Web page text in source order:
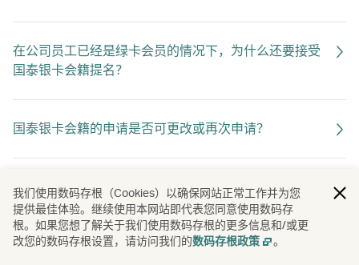
在公司员工已经是绿卡会员的情况下，为什么还要接受
国泰银卡会籍提名？
国泰银卡会籍的申请是否可更改或再次申请？
我们使用数码存根（Cookies）以确保网站正常工作并为您
提供最佳体验。继续使用本网站即代表您同意使用数码存
根。如果您想了解关于我们使用数码存根的更多信息和/或更
改您的数码存根设置，请访问我们的数码存根政策 。